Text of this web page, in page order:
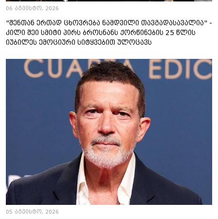
06 აგვისტო, 2026
"შენთან ერთად ცხოვრება ნამდვილი თავგადასავალია" -
კილი შეი სმიტი პირს ბროსნანს ქორწინების 25 წლის
იუბილეს ემოციური სიტყვებით ულოცავს
05 აგვისტო, 2026